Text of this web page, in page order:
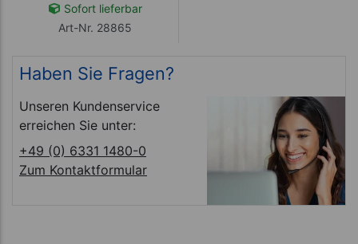
Sofort lieferbar
Art-Nr. 28865
Haben Sie Fragen?
Unseren Kundenservice
erreichen Sie unter:
+49 (0) 6331 1480-0
Zum Kontaktformular